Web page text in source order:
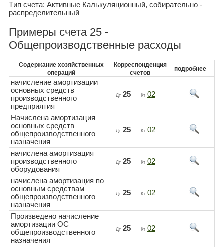
Tип счета: Активные Калькуляционный, собирательно -
распределительный
Примеры счета 25 -
Общепроизводственные расходы
Содержание хозяйственных
операций
Корреспонденция
счетов
подробнее
начисление амортизации
основных средств
производственного
предприятия
Дт 25 Кт 02
Начислена амортизация
основных средств
общепроизводственного
назначения
Дт 25 Кт 02
начислена амортизация
производственного
оборудования
Дт 25 Кт 02
начислена амортизация по
основным средствам
общепроизводственного
назначения
Дт 25 Кт 02
Произведено начисление
амортизации ОС
общепроизводственного
назначения
Дт 25 Кт 02